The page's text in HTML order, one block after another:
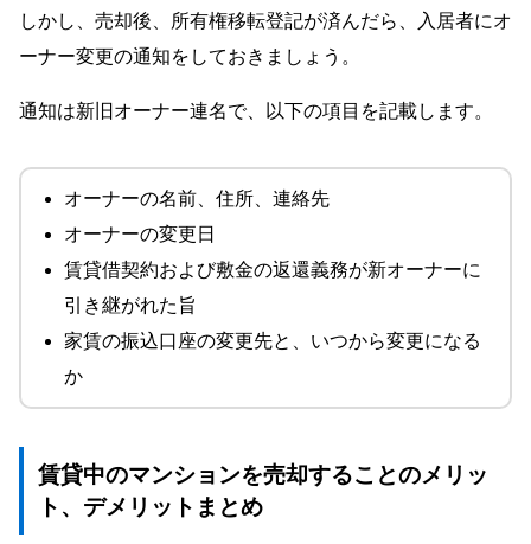
しかし、売却後、所有権移転登記が済んだら、入居者にオ
ーナー変更の通知をしておきましょう。
通知は新旧オーナー連名で、以下の項目を記載します。
オーナーの名前、住所、連絡先
オーナーの変更日
賃貸借契約および敷金の返還義務が新オーナーに
引き継がれた旨
家賃の振込口座の変更先と、いつから変更になる
か
賃貸中のマンションを売却することのメリッ
ト、デメリットまとめ